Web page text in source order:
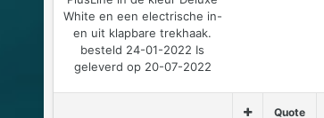
White en een electrische in-
en uit klapbare trekhaak.
besteld 24-01-2022 Is
geleverd op 20-07-2022
Quote